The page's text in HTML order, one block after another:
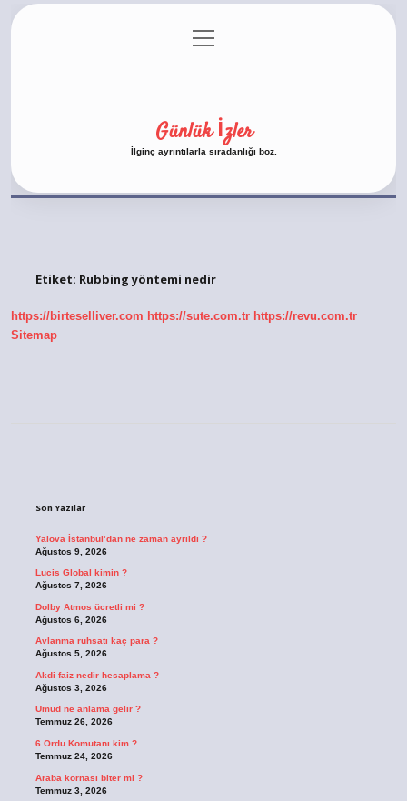
Gizlilik Politikası
menüyü
aç
Günlük İzler
İlginç ayrıntılarla sıradanlığı boz.
Etiket: Rubbing yöntemi nedir
https://birteselliver.com https://sute.com.tr https://revu.com.tr
Sitemap
Son Yazılar
Yalova İstanbul’dan ne zaman ayrıldı ?
Ağustos 9, 2026
Lucis Global kimin ?
Ağustos 7, 2026
Dolby Atmos ücretli mi ?
Ağustos 6, 2026
Avlanma ruhsatı kaç para ?
Ağustos 5, 2026
Akdi faiz nedir hesaplama ?
Ağustos 3, 2026
Umud ne anlama gelir ?
Temmuz 26, 2026
6 Ordu Komutanı kim ?
Temmuz 24, 2026
Araba kornası biter mi ?
Temmuz 3, 2026